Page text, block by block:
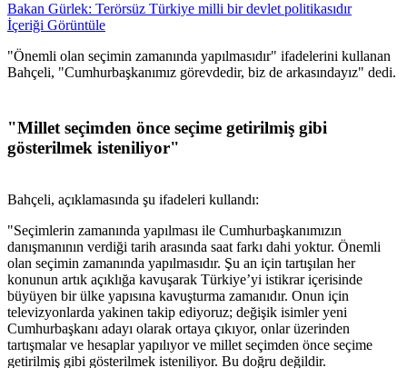
Bakan Gürlek: Terörsüz Türkiye milli bir devlet politikasıdır
İçeriği Görüntüle
"Önemli olan seçimin zamanında yapılmasıdır" ifadelerini kullanan
Bahçeli, "Cumhurbaşkanımız görevdedir, biz de arkasındayız" dedi.
"Millet seçimden önce seçime getirilmiş gibi
gösterilmek isteniliyor"
Bahçeli, açıklamasında şu ifadeleri kullandı:
"Seçimlerin zamanında yapılması ile Cumhurbaşkanımızın
danışmanının verdiği tarih arasında saat farkı dahi yoktur. Önemli
olan seçimin zamanında yapılmasıdır. Şu an için tartışılan her
konunun artık açıklığa kavuşarak Türkiye’yi istikrar içerisinde
büyüyen bir ülke yapısına kavuşturma zamanıdır. Onun için
televizyonlarda yakinen takip ediyoruz; değişik isimler yeni
Cumhurbaşkanı adayı olarak ortaya çıkıyor, onlar üzerinden
tartışmalar ve hesaplar yapılıyor ve millet seçimden önce seçime
getirilmiş gibi gösterilmek isteniliyor. Bu doğru değildir.